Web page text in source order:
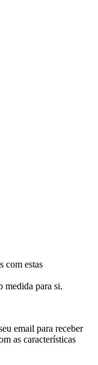
com estas
medida para si.
email para receber
as características